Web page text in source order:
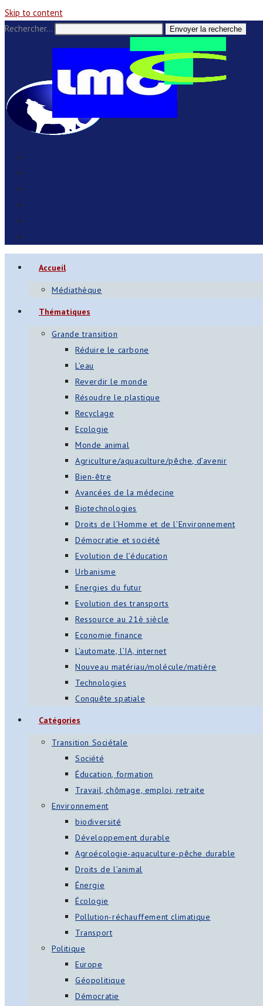
Skip to content
Rechercher…
Envoyer la recherche
Accueil
Médiathèque
Thématiques
Grande transition
Réduire le carbone
L’eau
Reverdir le monde
Résoudre le plastique
Recyclage
Ecologie
Monde animal
Agriculture/aquaculture/pêche, d’avenir
Bien-être
Avancées de la médecine
Biotechnologies
Droits de l’Homme et de l’Environnement
Démocratie et société
Evolution de l’éducation
Urbanisme
Energies du futur
Evolution des transports
Ressource au 21è siècle
Economie finance
L’automate, l’IA, internet
Nouveau matériau/molécule/matière
Technologies
Conquête spatiale
Catégories
Transition Sociétale
Société
Éducation, formation
Travail, chômage, emploi, retraite
Environnement
biodiversité
Développement durable
Agroécologie-aquaculture-pêche durable
Droits de l’animal
Énergie
Écologie
Pollution-réchauffement climatique
Transport
Politique
Europe
Géopolitique
Démocratie